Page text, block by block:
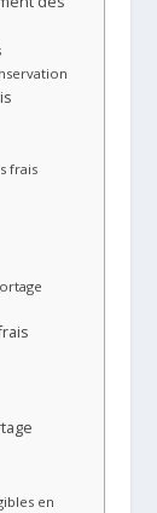
frais
en